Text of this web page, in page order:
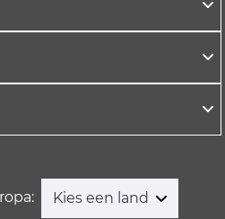
Kies een land